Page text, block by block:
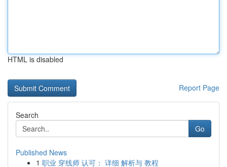
HTML is disabled
Report Page
Search
Go
Published News
1 职业 穿线师 认可： 详细 解析与 教程